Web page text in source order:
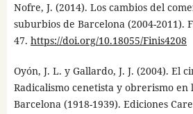
Nofre, J. (2014). Los cambios del
suburbios de Barcelona (2004-2011).
47. https://doi.org/10.18055/Finis4208
Oyón, J. L. y Gallardo, J. J. (2004). El
Radicalismo cenetista y obrerismo
Barcelona (1918-1939). Ediciones